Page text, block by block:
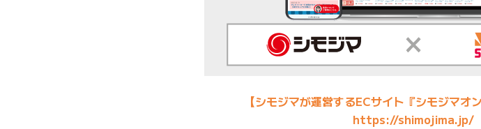
【シモジマが運営するECサイト『シモジマオ
https://shimojima.jp/